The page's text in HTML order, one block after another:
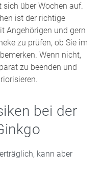
sich über Wochen auf.
ist der richtige
Angehörigen und gern
zu prüfen, ob Sie im
Wenn nicht,
zu beenden und
bei der
kann aber